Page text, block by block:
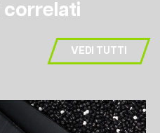
correlati
VEDI TUTTI